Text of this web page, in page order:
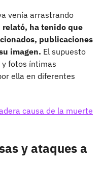
venía arrastrando
relató, ha tenido que
publicaciones
imagen. El supuesto
fotos íntimas
ella en diferentes
causa de la muerte
y ataques a